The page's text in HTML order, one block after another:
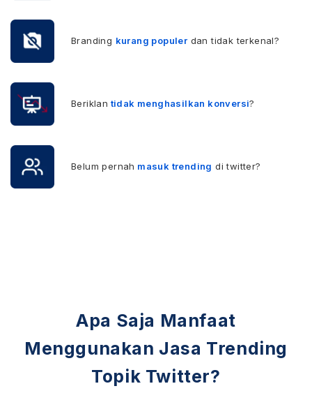
Branding kurang populer dan tidak terkenal?
Beriklan tidak menghasilkan konversi?
Belum pernah masuk trending di twitter?
Apa Saja Manfaat
Menggunakan Jasa Trending
Topik Twitter?